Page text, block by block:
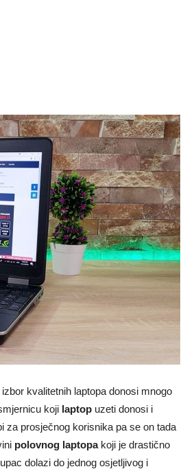
izbor kvalitetnih laptopa donosi mnogo
koji laptop uzeti donosi i
za prosječnog korisnika pa se on tada
polovnog laptopakoji je drastično
dolazi do jednog osjetljivog i